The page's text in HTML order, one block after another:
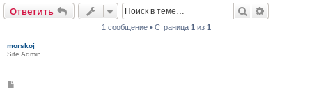
Ответить Поиск
1 сообщение • Страница 1 из 1
morskoj
Site Admin